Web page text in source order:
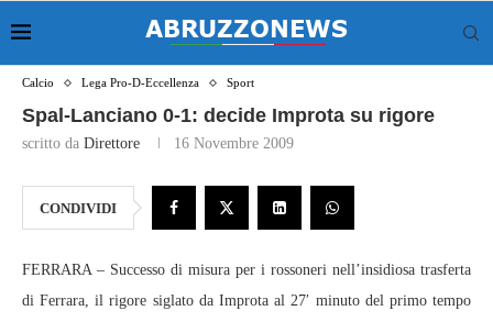
Calcio Lega Pro-D-Eccellenza Sport
Spal-Lanciano 0-1: decide Improta su rigore
scritto da Direttore 16 Novembre 2009
CONDIVIDI
FERRARA – Successo di misura per i rossoneri nell’insidiosa trasferta
di Ferrara, il rigore siglato da Improta al 27′ minuto del primo tempo